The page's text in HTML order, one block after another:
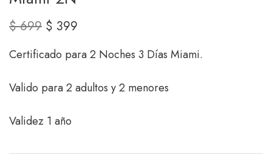
$699 Original
was:
$ 399
is:
Certificado para 2 Noches 3 Días Miami.
Valido para 2 adultos y 2 menores
Validez 1 año